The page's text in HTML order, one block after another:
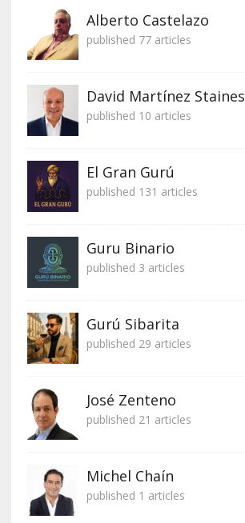
Alberto Castelazo
published 77 articles
David Martínez Staines
published 10 articles
El Gran Gurú
published 131 articles
Guru Binario
published 3 articles
Gurú Sibarita
published 29 articles
José Zenteno
published 21 articles
Michel Chaín
published 1 articles